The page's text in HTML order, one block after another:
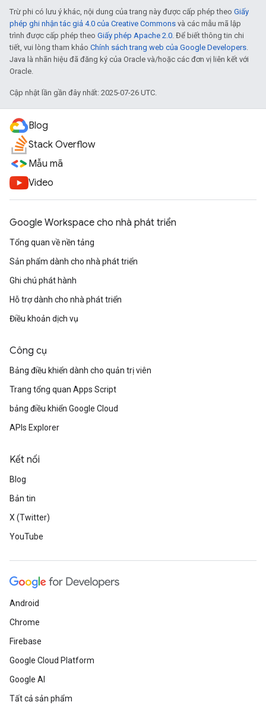
Trừ phi có lưu ý khác, nội dung của trang này được cấp phép theo Giấy
phép ghi nhận tác giả 4.0 của Creative Commons và các mẫu mã lập
trình được cấp phép theo Giấy phép Apache 2.0. Để biết thông tin chi
tiết, vui lòng tham khảo Chính sách trang web của Google Developers.
Java là nhãn hiệu đã đăng ký của Oracle và/hoặc các đơn vị liên kết với
Oracle.
Cập nhật lần gần đây nhất: 2025-07-26 UTC.
Blog
Stack Overflow
Mẫu mã
Video
Google Workspace cho nhà phát triển
Tổng quan về nền tảng
Sản phẩm dành cho nhà phát triển
Ghi chú phát hành
Hỗ trợ dành cho nhà phát triển
Điều khoản dịch vụ
Công cụ
Bảng điều khiển dành cho quản trị viên
Trang tổng quan Apps Script
bảng điều khiển Google Cloud
APIs Explorer
Kết nối
Blog
Bản tin
X (Twitter)
YouTube
Android
Chrome
Firebase
Google Cloud Platform
Google AI
Tất cả sản phẩm